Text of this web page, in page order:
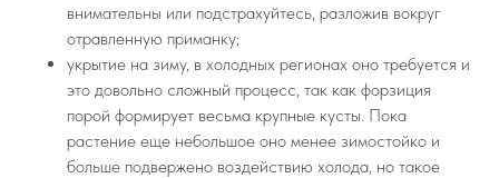
внимательны или подстрахуйтесь, разложив вокруг
отравленную приманку;
укрытие на зиму, в холодных регионах оно требуется и
это довольно сложный процесс, так как форзиция
порой формирует весьма крупные кусты. Пока
растение еще небольшое оно менее зимостойко и
больше подвержено воздействию холода, но такое